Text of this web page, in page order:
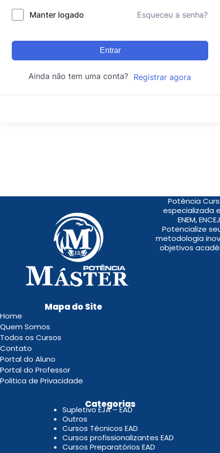
Manter logado Esqueceu a senha?
Entrar
Ainda não tem uma conta? Registrar agora
Potência
especializada
ENEM,
Potencialize
metodologia
objetivos
Mapa do Site
Home
Quem Somos
Todos os Cursos
Contato
Portal do Aluno
Portal do Professor
Politica de Privacidade
Categorias
Supletivo EJA – EAD
Outros
Cursos Técnicos EAD
Cursos profissionalizantes EAD
Cursos Preparatórios EAD